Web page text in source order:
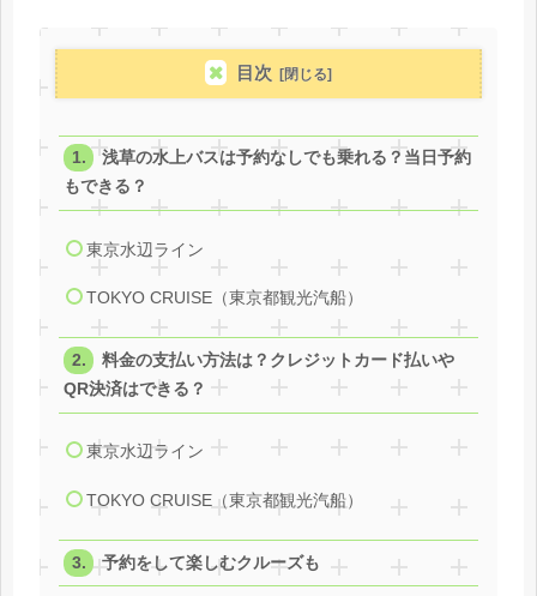
目次
浅草の水上バスは予約なしでも乗れる？当日予約
もできる？
東京水辺ライン
TOKYO CRUISE（東京都観光汽船）
料金の支払い方法は？クレジットカード払いや
QR決済はできる？
東京水辺ライン
TOKYO CRUISE（東京都観光汽船）
予約をして楽しむクルーズも